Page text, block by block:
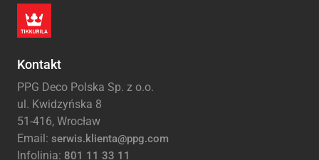
Kontakt
PPG Deco Polska Sp. z o.o.
ul. Kwidzyńska 8
51-416, Wrocław
Email: serwis.klienta@ppg.com
Infolinia: 801 11 33 11